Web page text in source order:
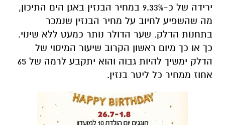
ירידה של כ-9.33% במחיר הבנזין באגן הים התיכון,
מה שהשפיע לחיוב על מחיר הבנזין שנמכר
בתחנות הדלק. שער הדולר נותר כמעט ללא שינוי.
כך או כך מיום ראשון הקרוב שיעור המיסוי של
הדלק ימשיך להיות גבוה והוא יתקבע לרמה של 65
אחוז ממחיר כל ליטר בנזין.